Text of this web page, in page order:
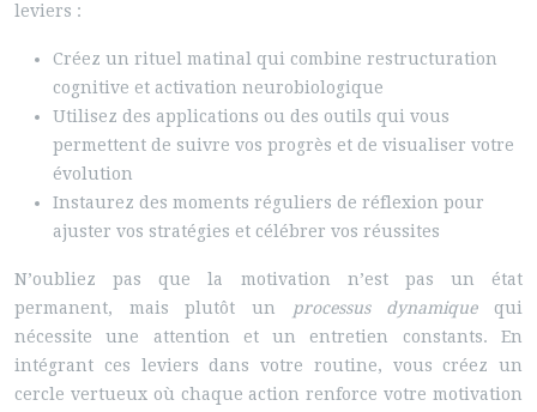
leviers :
Créez un rituel matinal qui combine restructuration
cognitive et activation neurobiologique
Utilisez des applications ou des outils qui vous
permettent de suivre vos progrès et de visualiser votre
évolution
Instaurez des moments réguliers de réflexion pour
ajuster vos stratégies et célébrer vos réussites
N’oubliez pas que la motivation n’est pas un état
permanent, mais plutôt un
processus dynamiquequi
nécessite une attention et un entretien constants. En
intégrant ces leviers dans votre routine, vous créez un
cercle vertueux où chaque action renforce votre motivation